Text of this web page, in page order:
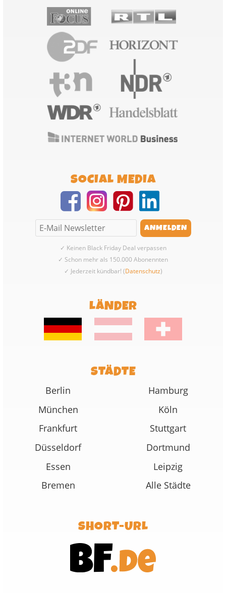
SOCIAL MEDIA
✓ Keinen Black Friday Deal verpassen
✓ Schon mehr als 150.000 Abonennten
✓ Jederzeit kündbar! (Datenschutz)
LÄNDER
STÄDTE
Berlin
Hamburg
München
Köln
Frankfurt
Stuttgart
Düsseldorf
Dortmund
Essen
Leipzig
Bremen
Alle Städte
SHORT-URL